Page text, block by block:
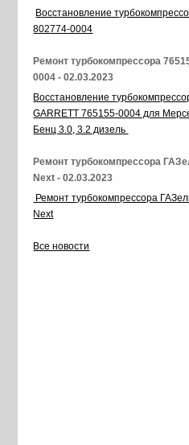
Восстановление
802774-0004
Ремонт турбокомпрессора
0004 - 02.03.2023
Восстановление
GARRETT 765155-0004 для
Бенц 3.0, 3.2 дизель
Ремонт турбокомпрессора
Next - 02.03.2023
Ремонт турбокомпрессора
Next
Все новости